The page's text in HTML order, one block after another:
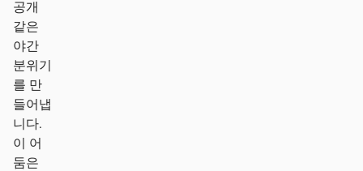
공개
같은
야간
분위기
를 만
들어냅
니다.
이 어
둠은